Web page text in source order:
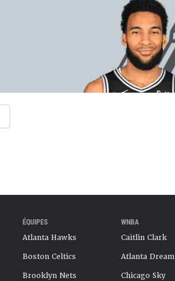
ÉQUIPES
Atlanta Hawks
Boston Celtics
Brooklyn Nets
WNBA
Caitlin Clark
Atlanta Dream
Chicago Sky